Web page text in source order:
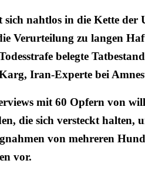
sich nahtlos in die Kette
Verurteilung zu langen
belegte
Iran-Experte bei
mit 60 Opfern von
die sich versteckt halten,
von mehreren
vor.